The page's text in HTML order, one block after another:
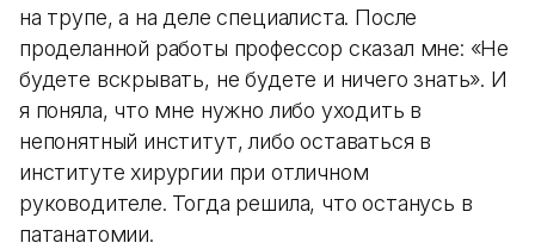
на трупе, а на деле специалиста. После
проделанной работы профессор сказал мне: «Не
будете вскрывать, не будете и ничего знать». И
я поняла, что мне нужно либо уходить в
непонятный институт, либо оставаться в
институте хирургии при отличном
руководителе. Тогда решила, что останусь в
патанатомии.